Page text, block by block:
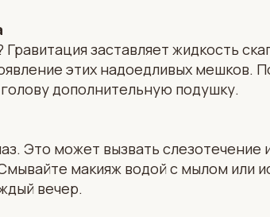
заставляет жидкость
этих надоедливых мешков.
дополнительную подушку.
Это может вызвать слезотечение
макияж водой с мылом или
вечер.